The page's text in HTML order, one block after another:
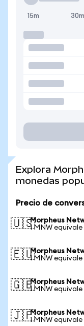
15m 30m
Explora
monedas
Precio de
🇺🇸Morpheus
1 MNW equivale
🇪🇺Morpheus
1 MNW
🇬🇧Morpheus
1 MNW
🇯🇵Morpheus
1 MNW equivale